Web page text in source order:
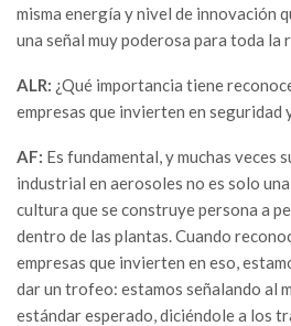
misma energía y nivel de innovación
una señal muy poderosa para toda la
ALR: ¿Qué importancia tiene
empresas que invierten en
AF: Es fundamental, y muchas veces
industrial en aerosoles no es solo
cultura que se construye persona a
dentro de las plantas. Cuando
empresas que invierten en eso,
dar un trofeo: estamos señalando al
estándar esperado, diciéndole a los